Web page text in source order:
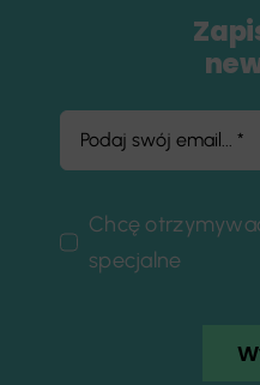
Chcę
specjalne